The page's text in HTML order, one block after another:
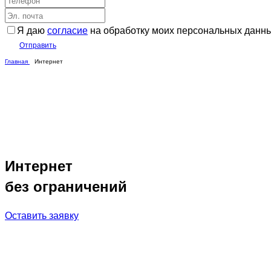
Я даюсогласие на обработку моих персональных
Отправить
Главная Интернет
Интернет
без ограничений
Оставить заявку